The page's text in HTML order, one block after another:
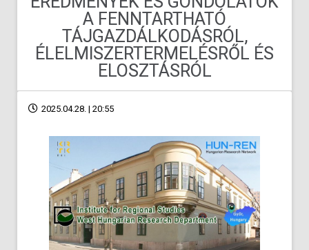
A FENNTARTHATÓ
TÁJGAZDÁLKODÁSRÓL,
ÉLELMISZERTERMELÉSRŐL ÉS
ELOSZTÁSRÓL
2025.04.28. | 20:55